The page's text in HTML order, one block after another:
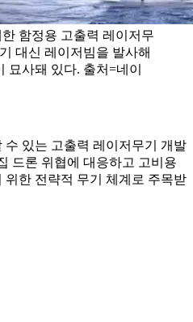
함정용 고출력 레이저무
대신 레이저빔을 발사해
묘사돼 있다. 출처=네이
있는 고출력 레이저무기 개발
드론 위협에 대응하고 고비용
한 전략적 무기 체계로 주목받